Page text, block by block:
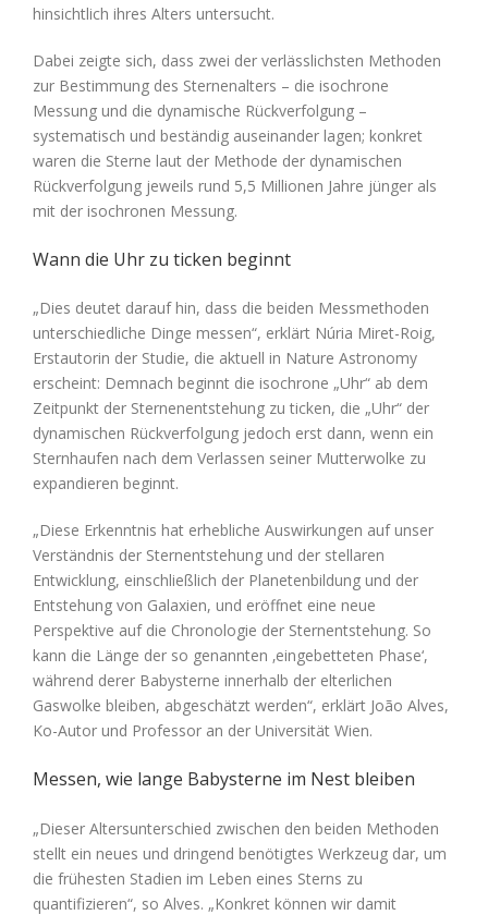
hinsichtlich ihres Alters untersucht.
Dabei zeigte sich, dass zwei der verlässlichsten Methoden
zur Bestimmung des Sternenalters – die isochrone
Messung und die dynamische Rückverfolgung –
systematisch und beständig auseinander lagen; konkret
waren die Sterne laut der Methode der dynamischen
Rückverfolgung jeweils rund 5,5 Millionen Jahre jünger als
mit der isochronen Messung.
Wann die Uhr zu ticken beginnt
„Dies deutet darauf hin, dass die beiden Messmethoden
unterschiedliche Dinge messen“, erklärt Núria Miret-Roig,
Erstautorin der Studie, die aktuell in Nature Astronomy
erscheint: Demnach beginnt die isochrone „Uhr“ ab dem
Zeitpunkt der Sternenentstehung zu ticken, die „Uhr“ der
dynamischen Rückverfolgung jedoch erst dann, wenn ein
Sternhaufen nach dem Verlassen seiner Mutterwolke zu
expandieren beginnt.
„Diese Erkenntnis hat erhebliche Auswirkungen auf unser
Verständnis der Sternentstehung und der stellaren
Entwicklung, einschließlich der Planetenbildung und der
Entstehung von Galaxien, und eröffnet eine neue
Perspektive auf die Chronologie der Sternentstehung. So
kann die Länge der so genannten ‚eingebetteten Phase‘,
während derer Babysterne innerhalb der elterlichen
Gaswolke bleiben, abgeschätzt werden“, erklärt João Alves,
Ko-Autor und Professor an der Universität Wien.
Messen, wie lange Babysterne im Nest bleiben
„Dieser Altersunterschied zwischen den beiden Methoden
stellt ein neues und dringend benötigtes Werkzeug dar, um
die frühesten Stadien im Leben eines Sterns zu
quantifizieren“, so Alves. „Konkret können wir damit